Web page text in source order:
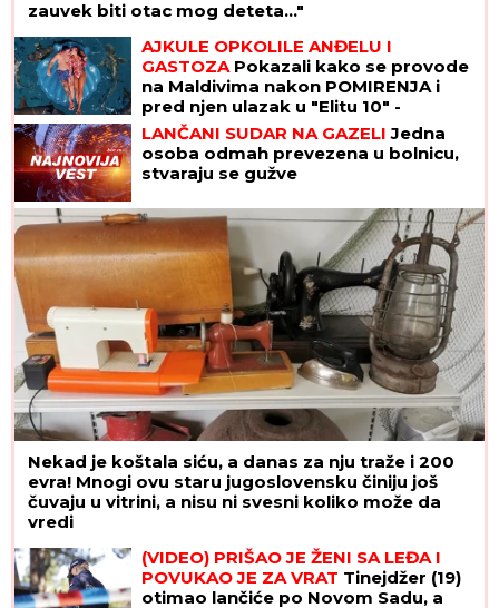
zauvek biti otac mog deteta..."
AJKULE OPKOLILE ANĐELU I
GASTOZA Pokazali kako se provode
na Maldivima nakon POMIRENJA i
pred njen ulazak u "Elitu 10" -
komentari samo pljušte (VIDEO)
LANČANI SUDAR NA GAZELI Jedna
osoba odmah prevezena u bolnicu,
stvaraju se gužve
Nekad je koštala siću, a danas za nju traže i 200
evra! Mnogi ovu staru jugoslovensku činiju još
čuvaju u vitrini, a nisu ni svesni koliko može da
vredi
(VIDEO) PRIŠAO JE ŽENI SA LEĐA I
POVUKAO JE ZA VRAT Tinejdžer (19)
otimao lančiće po Novom Sadu, a